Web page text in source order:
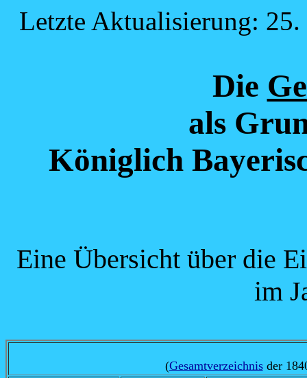
Letzte Aktualisierung:
Die
als
Königlich
Eine Übersicht über die
im
(Gesamtverzeichnisder